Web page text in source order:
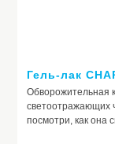
Гель-лак
Обворожительная
светоотражающих
посмотри, как она